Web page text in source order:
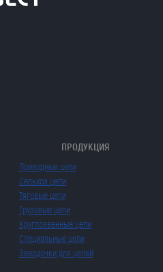
ПРОДУКЦИЯ
Приводные цепи
Сельхоз цепи
Тяговые цепи
Грузовые цепи
Круглозвенные цепи
Специальные цепи
Звездочки для цепей